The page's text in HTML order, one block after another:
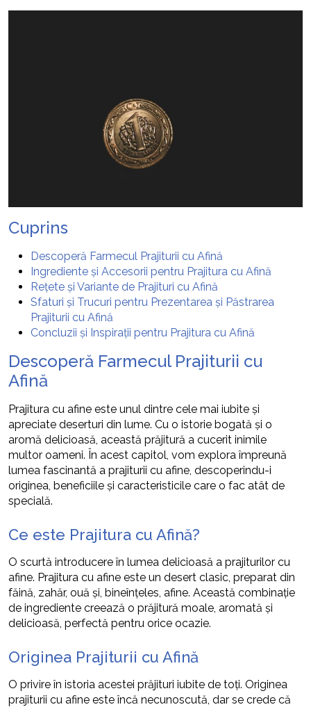
Cuprins
Descoperă Farmecul Prajiturii cu Afină
Ingrediente și Accesorii pentru Prajitura cu Afină
Rețete și Variante de Prajituri cu Afină
Sfaturi și Trucuri pentru Prezentarea și Păstrarea
Prajiturii cu Afină
Concluzii și Inspirații pentru Prajitura cu Afină
Descoperă Farmecul Prajiturii cu
Afină
Prajitura cu afine este unul dintre cele mai iubite și
apreciate deserturi din lume. Cu o istorie bogată și o
aromă delicioasă, această prăjitură a cucerit inimile
multor oameni. În acest capitol, vom explora împreună
lumea fascinantă a prajiturii cu afine, descoperindu-i
originea, beneficiile și caracteristicile care o fac atât de
specială.
Ce este Prajitura cu Afină?
O scurtă introducere în lumea delicioasă a prajiturilor cu
afine. Prajitura cu afine este un desert clasic, preparat din
făină, zahăr, ouă și, bineînțeles, afine. Această combinație
de ingrediente creează o prăjitură moale, aromată și
delicioasă, perfectă pentru orice ocazie.
Originea Prajiturii cu Afină
O privire în istoria acestei prăjituri iubite de toți. Originea
prajiturii cu afine este încă necunoscută, dar se crede că